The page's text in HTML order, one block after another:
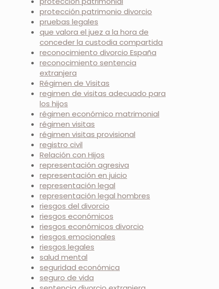
protección patrimonio divorcio
pruebas legales
que valora el juez a la hora de
conceder la custodia compartida
reconocimiento divorcio España
reconocimiento sentencia
extranjera
Régimen de Visitas
regimen de visitas adecuado para
los hijos
régimen económico matrimonial
régimen visitas
régimen visitas provisional
registro civil
Relación con Hijos
representación agresiva
representación en juicio
representación legal
representación legal hombres
riesgos del divorcio
riesgos económicos
riesgos económicos divorcio
riesgos emocionales
riesgos legales
salud mental
seguridad económica
seguro de vida